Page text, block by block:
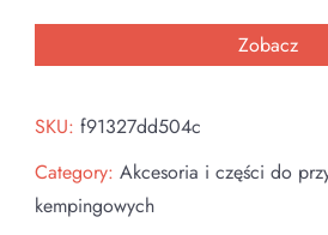
Zobacz
SKU: f91327dd504c
Category: Akcesoria i części do
kempingowych